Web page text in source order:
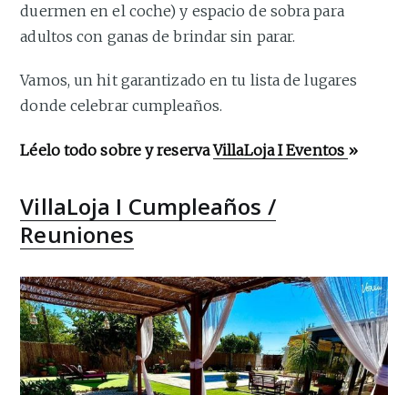
duermen en el coche) y espacio de sobra para
adultos con ganas de brindar sin parar.
Vamos, un hit garantizado en tu lista de lugares
donde celebrar cumpleaños.
Léelo todo sobre y reservaVillaLoja I Eventos »
VillaLoja I Cumpleaños /
Reuniones